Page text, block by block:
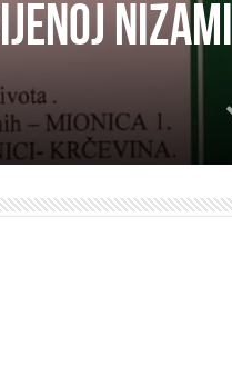
Nizami